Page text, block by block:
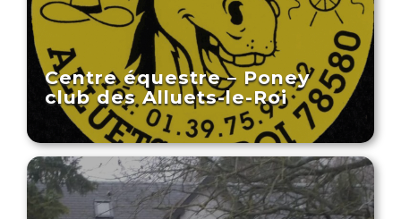
Centre équestre – Poney
club des Alluets-le-Roi